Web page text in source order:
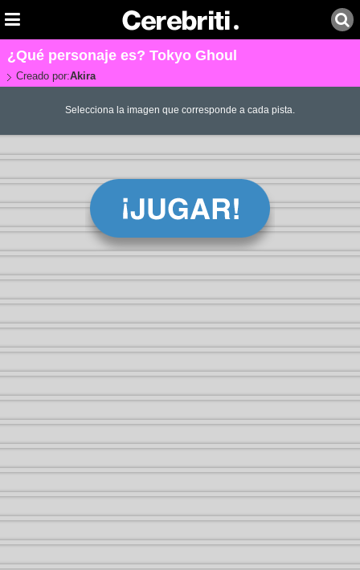
¿Qué personaje es? Tokyo Ghoul
Creado por:Akira
Selecciona la imagen que corresponde a cada pista.